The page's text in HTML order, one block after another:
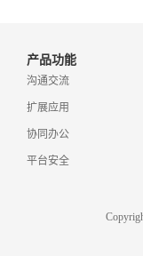
产品功能
沟通交流
扩展应用
协同办公
平台安全